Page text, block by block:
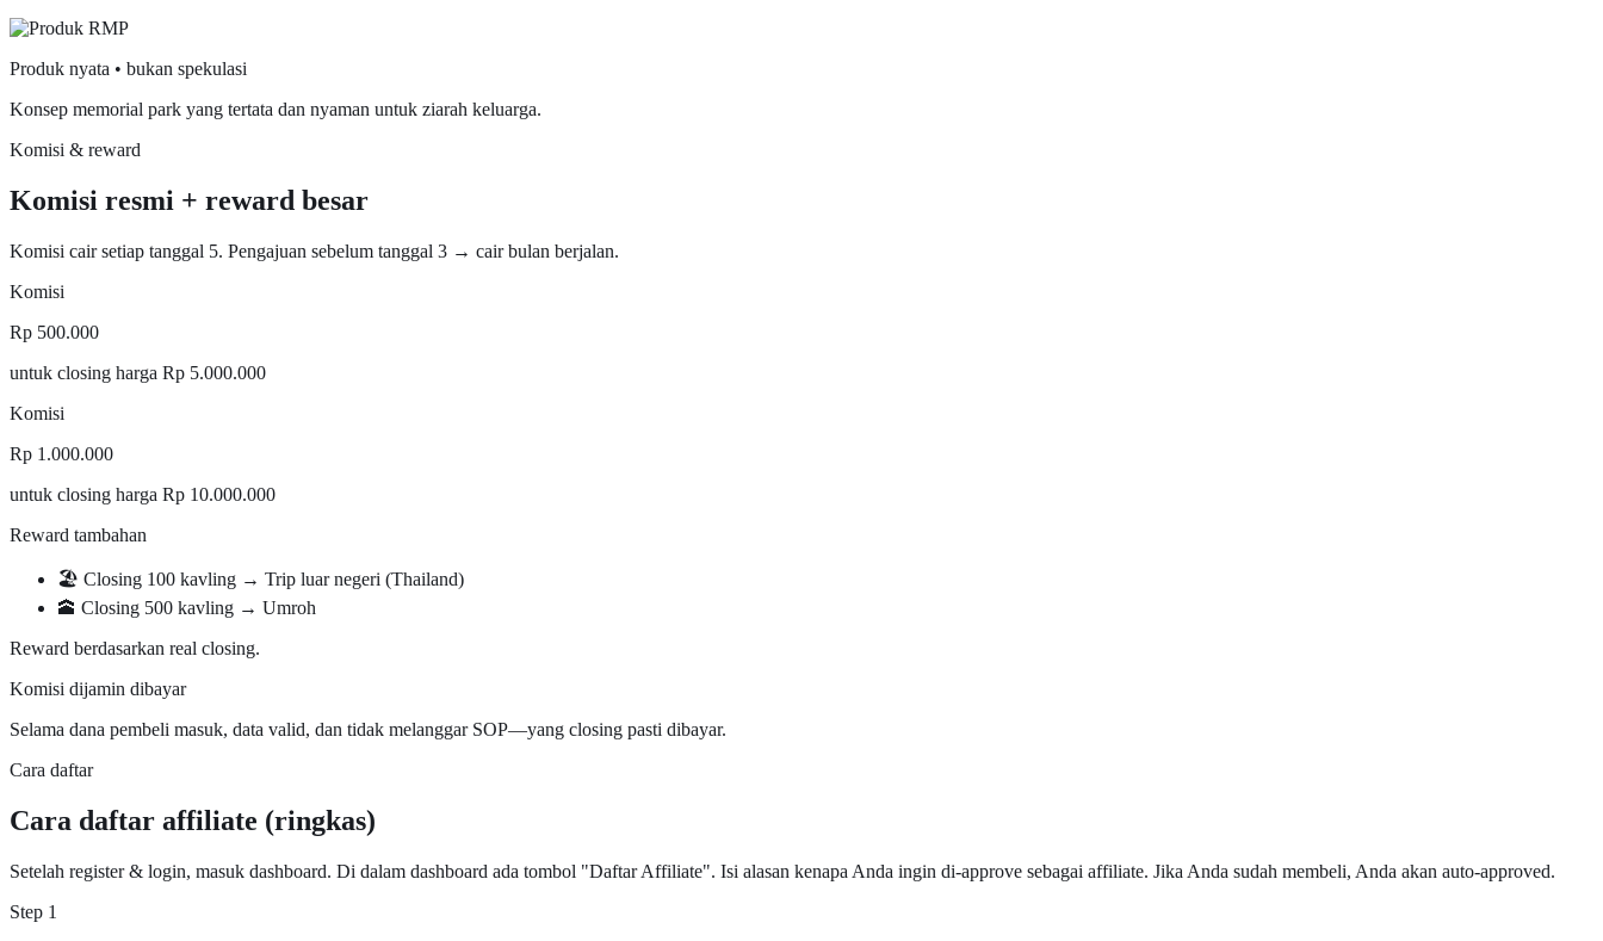
Produk nyata • bukan spekulasi
Konsep memorial park yang tertata dan nyaman untuk ziarah keluarga.
Komisi & reward
Komisi resmi + reward besar
Komisi cair setiap tanggal 5. Pengajuan sebelum tanggal 3 → cair bulan berjalan.
Komisi
Rp 500.000
untuk closing harga Rp 5.000.000
Komisi
Rp 1.000.000
untuk closing harga Rp 10.000.000
Reward tambahan
🏖 Closing 100 kavling → Trip luar negeri (Thailand)
🕋 Closing 500 kavling → Umroh
Reward berdasarkan real closing.
Komisi dijamin dibayar
Selama dana pembeli masuk, data valid, dan tidak melanggar SOP—yang closing pasti dibayar.
Cara daftar
Cara daftar affiliate (ringkas)
Setelah register & login, masuk dashboard. Di dalam dashboard ada tombol "Daftar Affiliate". Isi alasan kenapa Anda ingin di-approve sebagai affiliate. Jika Anda sudah membeli, Anda akan auto-approved.
Step 1